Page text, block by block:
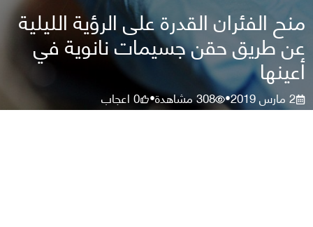
منح الفئران القدرة على الرؤية الليلية
عن طريق حقن جسيمات نانوية في
أعينها
2 مارس 2019 •
308مشاهدة•
0اعجاب